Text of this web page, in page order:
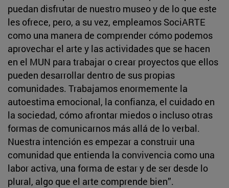
puedan disfrutar de nuestro museo y de lo que este
les ofrece, pero, a su vez, empleamos SociARTE
como una manera de comprender cómo podemos
aprovechar el arte y las actividades que se hacen
en el MUN para trabajar o crear proyectos que ellos
pueden desarrollar dentro de sus propias
comunidades. Trabajamos enormemente la
autoestima emocional, la confianza, el cuidado en
la sociedad, cómo afrontar miedos o incluso otras
formas de comunicarnos más allá de lo verbal.
Nuestra intención es empezar a construir una
comunidad que entienda la convivencia como una
labor activa, una forma de estar y de ser desde lo
plural, algo que el arte comprende bien”.